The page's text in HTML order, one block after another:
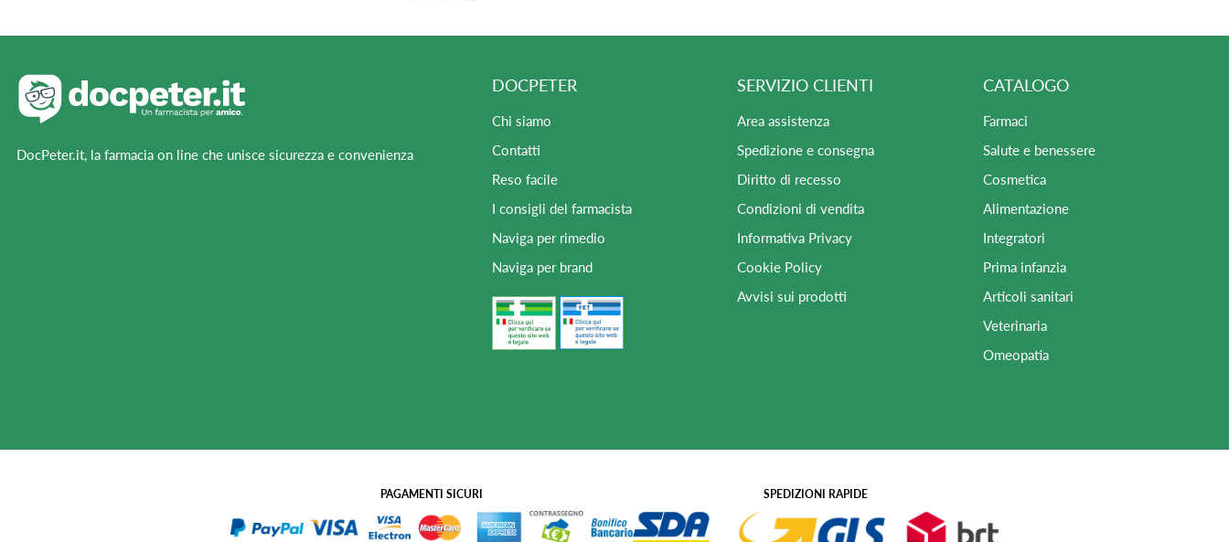
DocPeter.it, la farmacia on line che unisce sicurezza e convenienza
DOCPETER
Chi siamo
Contatti
Reso facile
I consigli del farmacista
Naviga per rimedio
Naviga per brand
SERVIZIO CLIENTI
Area assistenza
Spedizione e consegna
Diritto di recesso
Condizioni di vendita
Informativa Privacy
Cookie Policy
Avvisi sui prodotti
CATALOGO
Farmaci
Salute e benessere
Cosmetica
Alimentazione
Integratori
Prima infanzia
Articoli sanitari
Veterinaria
Omeopatia
PAGAMENTI SICURI SPEDIZIONI RAPIDE